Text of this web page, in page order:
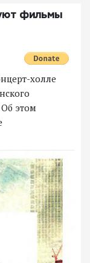
фильмы
холле
этом